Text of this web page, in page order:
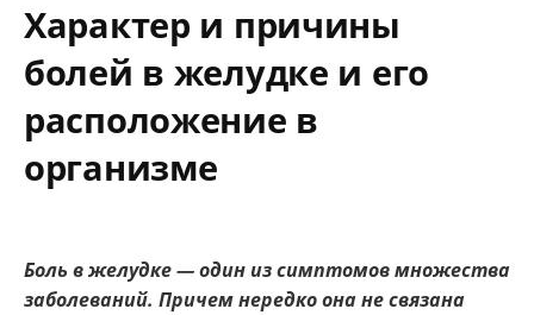
Характер и причины
болей в желудке и его
расположение в
организме
Боль в желудке — один из симптомов множества
заболеваний. Причем нередко она не связана